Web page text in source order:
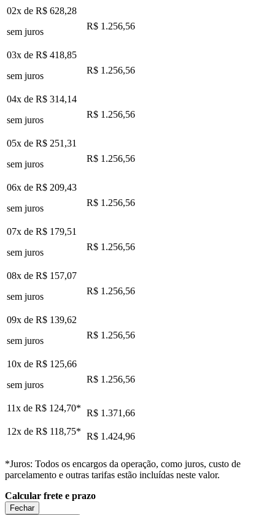
02x de R$ 628,28
sem juros
R$ 1.256,56
03x de R$ 418,85
sem juros
R$ 1.256,56
04x de R$ 314,14
sem juros
R$ 1.256,56
05x de R$ 251,31
sem juros
R$ 1.256,56
06x de R$ 209,43
sem juros
R$ 1.256,56
07x de R$ 179,51
sem juros
R$ 1.256,56
08x de R$ 157,07
sem juros
R$ 1.256,56
09x de R$ 139,62
sem juros
R$ 1.256,56
10x de R$ 125,66
sem juros
R$ 1.256,56
11x de R$ 124,70* R$ 1.371,66
12x de R$ 118,75* R$ 1.424,96
*Juros: Todos os encargos da operação, como juros, custo de
parcelamento e outras tarifas estão incluídas neste valor.
Calcular frete e prazo
Fechar